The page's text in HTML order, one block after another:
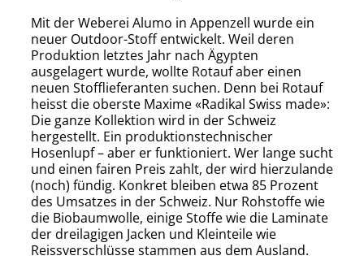
Mit der Weberei Alumo in Appenzell wurde ein
neuer Outdoor-Stoff entwickelt. Weil deren
Produktion letztes Jahr nach Ägypten
ausgelagert wurde, wollte Rotauf aber einen
neuen Stofflieferanten suchen. Denn bei Rotauf
heisst die oberste Maxime «Radikal Swiss made»:
Die ganze Kollektion wird in der Schweiz
hergestellt. Ein produktionstechnischer
Hosenlupf – aber er funktioniert. Wer lange sucht
und einen fairen Preis zahlt, der wird hierzulande
(noch) fündig. Konkret bleiben etwa 85 Prozent
des Umsatzes in der Schweiz. Nur Rohstoffe wie
die Biobaumwolle, einige Stoffe wie die Laminate
der dreilagigen Jacken und Kleinteile wie
Reissverschlüsse stammen aus dem Ausland.